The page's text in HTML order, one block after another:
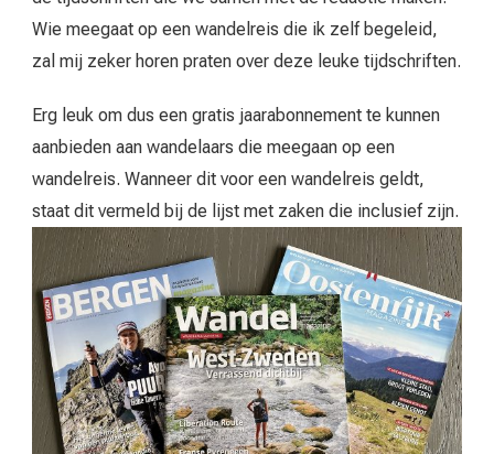
Wie meegaat op een wandelreis die ik zelf begeleid,
zal mij zeker horen praten over deze leuke tijdschriften.
Erg leuk om dus een gratis jaarabonnement te kunnen
aanbieden aan wandelaars die meegaan op een
wandelreis. Wanneer dit voor een wandelreis geldt,
staat dit vermeld bij de lijst met zaken die inclusief zijn.